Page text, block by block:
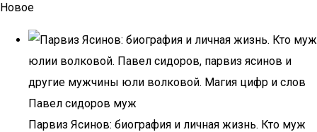
Новое
Парвиз Ясинов: биография и личная жизнь. Кто муж